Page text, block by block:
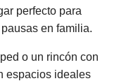
perfecto para
en familia.
o un rincón con
espacios ideales